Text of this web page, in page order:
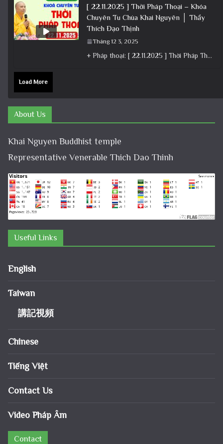
[ 22.11.2025 ] Thời Pháp Thoại – Khóa
Chuyên Tu Chùa Khai Nguyên │ Thầy
Thích Đạo Thịnh
Tháng 12 3, 2025
+ Pháp thoại: [ 22.11.2025 ] Thời Pháp Thoại – Khóa Chuyên Tu Chùa Khai Nguyên │ Thầy Thích Đạo
Load More
About Us
Khai Nguyen Buddhist temple
Representative Venerable Thich Dao Thinh
Useful Links
English
Taiwan
講記視頻
Chinese
Tiếng Việt
Contact Us
Video Pháp Âm
Contact